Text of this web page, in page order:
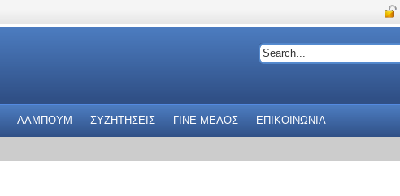
ΑΛΜΠΟΥΜ ΣΥΖΗΤΗΣΕΙΣ ΓΙΝΕ ΜΕΛΟΣ ΕΠΙΚΟΙΝΩΝΙΑ